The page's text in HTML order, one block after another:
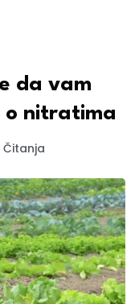
da vam
o nitratima
Čitanja